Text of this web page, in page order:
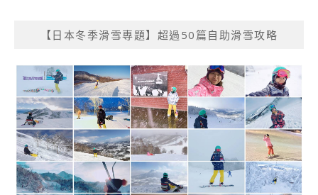
【日本冬季滑雪專題】超過50篇自助滑雪攻略